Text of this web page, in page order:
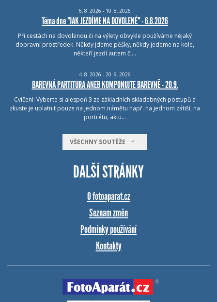
6. 8. 2026 - 10. 8. 2026
Téma dne "JAK JEZDÍME NA DOVOLENÉ" - 6.8.2026
Při cestách na dovolenou či na výlety obvykle používáme nějaký
dopravní prostředek. Někdy jdeme pěšky, někdy jedeme na kole,
někteří jezdí autem či…
4. 8. 2026 - 20. 9. 2026
BAREVNÁ PARTITURA ANEB KOMPONUJTE BAREVNĚ - 20.9.
Cvičení: Vyberte si alespoň 3 ze základních skladebných postupů a
zkuste je uplatnit pouze na jednom námětu např. na jednom zátiší, na
portrétu, aktu…
VŠECHNY SOUTĚŽE
DALŠÍ STRÁNKY
O fotoaparat.cz
Seznam změn
Podmínky používání
Kontakty